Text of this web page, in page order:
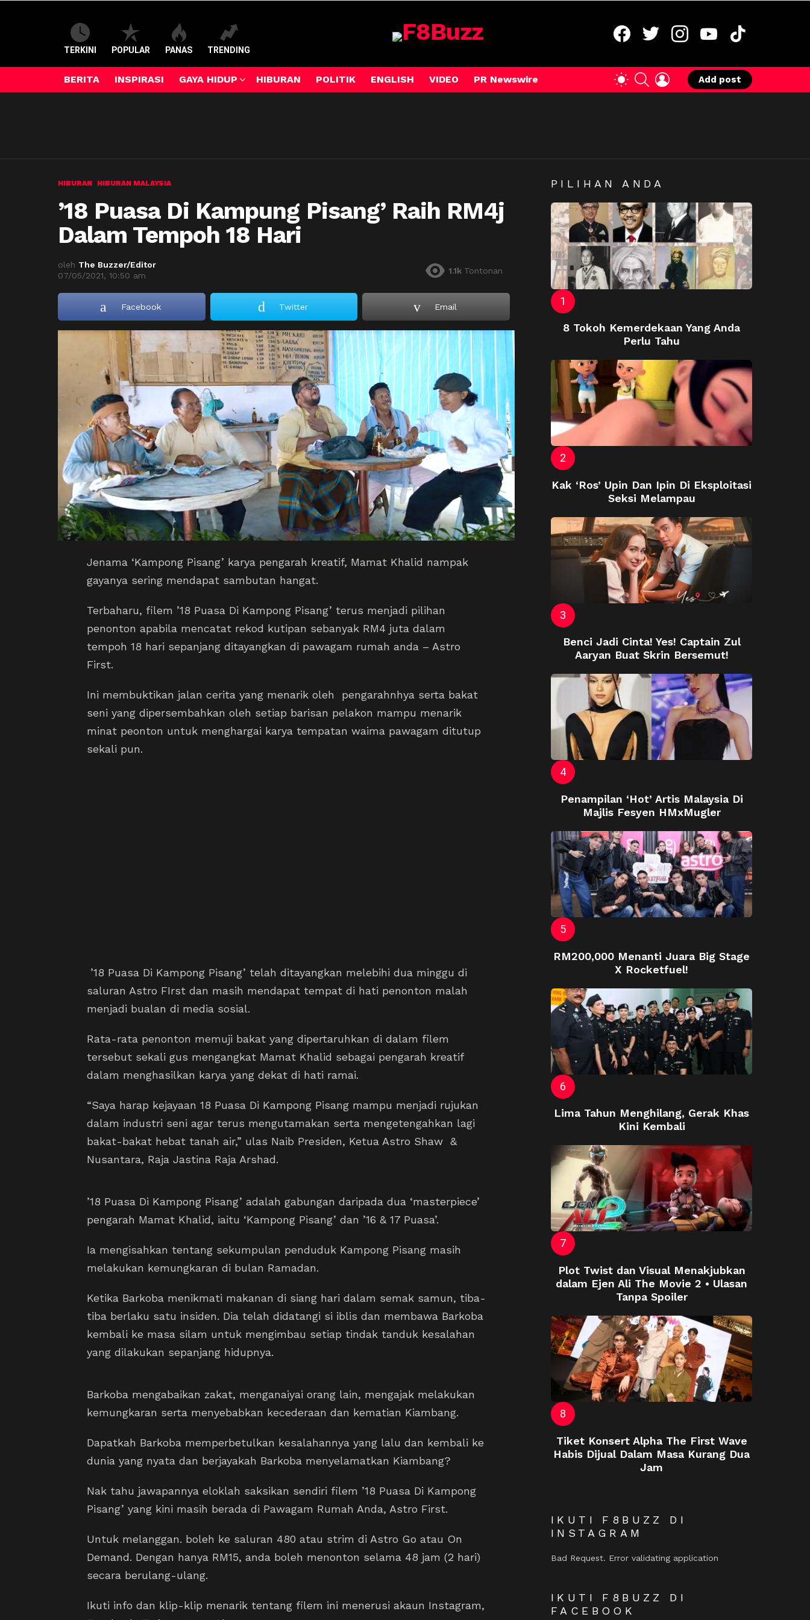
TERKINI POPULAR PANAS TRENDING
BERITA INSPIRASI GAYA HIDUP HIBURAN POLITIK ENGLISH VIDEO PR Newswire
SWITCHSEARCHLOGIN
Add post
HIBURAN HIBURAN MALAYSIA
’18 Puasa Di Kampung Pisang’ Raih RM4j
Dalam Tempoh 18 Hari
oleh The Buzzer/Editor
07/05/2021, 10:50 am
1.1k Tontonan
Facebook Twitter Email
Jenama ‘Kampong Pisang’ karya pengarah kreatif, Mamat Khalid nampak
gayanya sering mendapat sambutan hangat.
Terbaharu, filem ’18 Puasa Di Kampong Pisang’ terus menjadi pilihan
penonton apabila mencatat rekod kutipan sebanyak RM4 juta dalam
tempoh 18 hari sepanjang ditayangkan di pawagam rumah anda – Astro
First.
Ini membuktikan jalan cerita yang menarik oleh pengarahnhya serta bakat
seni yang dipersembahkan oleh setiap barisan pelakon mampu menarik
minat peonton untuk menghargai karya tempatan waima pawagam ditutup
sekali pun.
’18 Puasa Di Kampong Pisang’ telah ditayangkan melebihi dua minggu di
saluran Astro FIrst dan masih mendapat tempat di hati penonton malah
menjadi bualan di media sosial.
Rata-rata penonton memuji bakat yang dipertaruhkan di dalam filem
tersebut sekali gus mengangkat Mamat Khalid sebagai pengarah kreatif
dalam menghasilkan karya yang dekat di hati ramai.
“Saya harap kejayaan 18 Puasa Di Kampong Pisang mampu menjadi rujukan
dalam industri seni agar terus mengutamakan serta mengetengahkan lagi
bakat-bakat hebat tanah air,” ulas Naib Presiden, Ketua Astro Shaw &
Nusantara, Raja Jastina Raja Arshad.
’18 Puasa Di Kampong Pisang’ adalah gabungan daripada dua ‘masterpiece’
pengarah Mamat Khalid, iaitu ‘Kampong Pisang’ dan ’16 & 17 Puasa’.
Ia mengisahkan tentang sekumpulan penduduk Kampong Pisang masih
melakukan kemungkaran di bulan Ramadan.
Ketika Barkoba menikmati makanan di siang hari dalam semak samun, tiba-
tiba berlaku satu insiden. Dia telah didatangi si iblis dan membawa Barkoba
kembali ke masa silam untuk mengimbau setiap tindak tanduk kesalahan
yang dilakukan sepanjang hidupnya.
Barkoba mengabaikan zakat, menganaiyai orang lain, mengajak melakukan
kemungkaran serta menyebabkan kecederaan dan kematian Kiambang.
Dapatkah Barkoba memperbetulkan kesalahannya yang lalu dan kembali ke
dunia yang nyata dan berjayakah Barkoba menyelamatkan Kiambang?
Nak tahu jawapannya eloklah saksikan sendiri filem ’18 Puasa Di Kampong
Pisang’ yang kini masih berada di Pawagam Rumah Anda, Astro First.
Untuk melanggan. boleh ke saluran 480 atau strim di Astro Go atau On
Demand. Dengan hanya RM15, anda boleh menonton selama 48 jam (2 hari)
secara berulang-ulang.
Ikuti info dan klip-klip menarik tentang filem ini menerusi akaun Instagram,
PILIHAN ANDA
8 Tokoh Kemerdekaan Yang Anda
Perlu Tahu
Kak ‘Ros’ Upin Dan Ipin Di Eksploitasi
Seksi Melampau
Benci Jadi Cinta! Yes! Captain Zul
Aaryan Buat Skrin Bersemut!
Penampilan ‘Hot’ Artis Malaysia Di
Majlis Fesyen HMxMugler
RM200,000 Menanti Juara Big Stage
X Rocketfuel!
Lima Tahun Menghilang, Gerak Khas
Kini Kembali
Plot Twist dan Visual Menakjubkan
dalam Ejen Ali The Movie 2 • Ulasan
Tanpa Spoiler
Tiket Konsert Alpha The First Wave
Habis Dijual Dalam Masa Kurang Dua
Jam
IKUTI F8BUZZ DI
INSTAGRAM
Bad Request. Error validating application
IKUTI F8BUZZ DI
FACEBOOK